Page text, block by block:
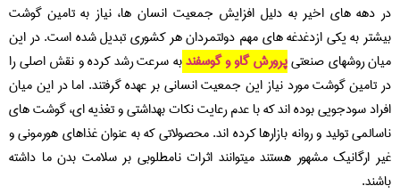
در دهه های اخیر به دلیل افزایش جمعیت انسان ها، نیاز به تامین گوشت
بیشتر به یکی ازدغدغه های مهم دولتمردان هر کشوری تبدیل شده است. در این
میان روشهای صنعتیپرورش گاو و گوسفندبه سرعت رشد کرده و نقش اصلی را
در تامین گوشت مورد نیاز این جمعیت انسانی بر عهده گرفتند. اما در این میان
افراد سودجویی بوده اند که با عدم رعایت نکات بهداشتی و تغذیه ای، گوشت های
ناسالمی تولید و روانه بازارها کرده اند. محصولاتی که به عنوان غذاهای هورمونی و
غیر ارگانیک مشهور هستند میتوانند اثرات نامطلوبی بر سلامت بدن ما داشته
باشند.